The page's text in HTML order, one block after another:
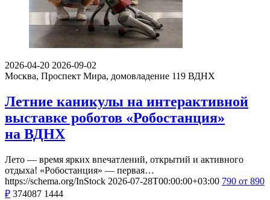
2026-04-20 2026-09-02
Москва, Проспект Мира, домовладение 119 ВДНХ
Летние каникулы на интерактивной
выставке роботов «Робостанция»
на ВДНХ
Лето — время ярких впечатлений, открытий и активного
отдыха! «Робостанция» — первая…
https://schema.org/InStock 2026-07-28T00:00:00+03:00 790 от 890
₽ 374087 1444